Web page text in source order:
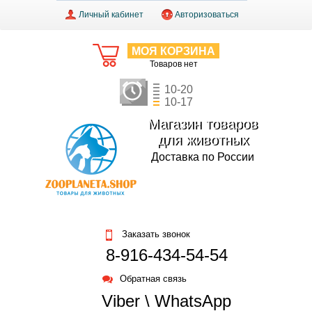
Личный кабинет Авторизоваться
МОЯ КОРЗИНА
Товаров нет
10-20
10-17
Магазин товаров
для животных
Доставка по России
Заказать звонок
8-916-434-54-54
Обратная связь
Viber \ WhatsApp